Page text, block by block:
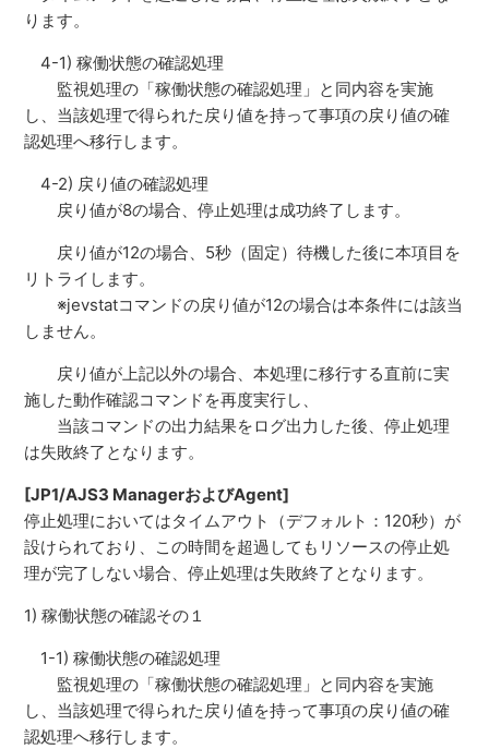
ります。
4-1) 稼働状態の確認処理
監視処理の「稼働状態の確認処理」と同内容を実施
し、当該処理で得られた戻り値を持って事項の戻り値の確
認処理へ移行します。
4-2) 戻り値の確認処理
戻り値が8の場合、停止処理は成功終了します。
戻り値が12の場合、5秒（固定）待機した後に本項目を
リトライします。
※jevstatコマンドの戻り値が12の場合は本条件には該当
しません。
戻り値が上記以外の場合、本処理に移行する直前に実
施した動作確認コマンドを再度実行し、
当該コマンドの出力結果をログ出力した後、停止処理
は失敗終了となります。
[JP1/AJS3 ManagerおよびAgent]
停止処理においてはタイムアウト（デフォルト：120秒）が
設けられており、この時間を超過してもリソースの停止処
理が完了しない場合、停止処理は失敗終了となります。
1) 稼働状態の確認その１
1-1) 稼働状態の確認処理
監視処理の「稼働状態の確認処理」と同内容を実施
し、当該処理で得られた戻り値を持って事項の戻り値の確
認処理へ移行します。